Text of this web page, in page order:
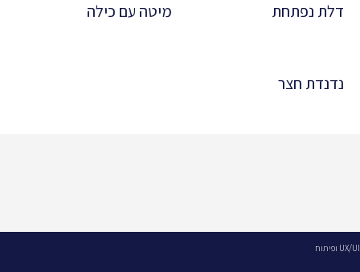
דלת נפתחת מיטה עם כילה
נדנדת חצר
UX/UI ופיתוח